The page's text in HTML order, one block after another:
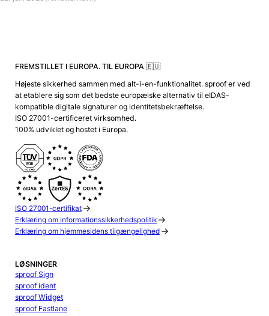
FREMSTILLET I EUROPA. TIL EUROPA 🇪🇺
Højeste sikkerhed sammen med alt-i-en-funktionalitet. sproof er ved
at etablere sig som det bedste europæiske alternativ til eIDAS-
kompatible digitale signaturer og identitetsbekræftelse.
ISO 27001-certificeret virksomhed.
100% udviklet og hostet i Europa.
ISO 27001-certifikat
Erklæring om informationssikkerhedspolitik
Erklæring om hjemmesidens tilgængelighed
LØSNINGER
sproof Sign
sproof ident
sproof Widget
sproof Fastlane